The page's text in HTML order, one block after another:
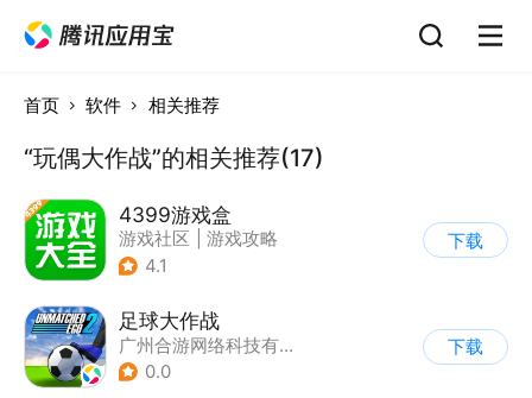
首页 软件 相关推荐
“玩偶大作战”的相关推荐(17)
4399游戏盒
游戏社区
游戏攻略
4.1
下载
足球大作战
广州合游网络科技有限公司
0.0
下载